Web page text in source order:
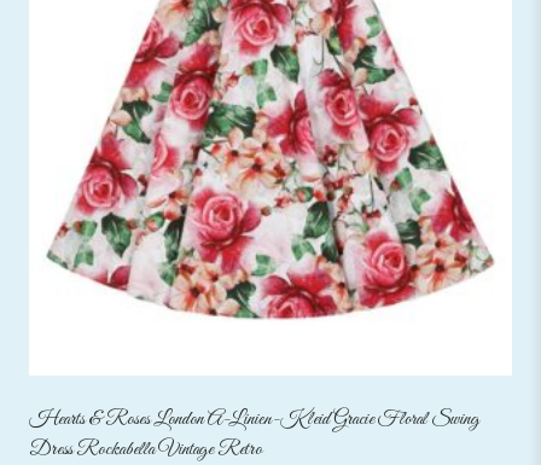
Hearts & Roses London A-Linien-Kleid Gracie Floral Swing
Dress Rockabella Vintage Retro